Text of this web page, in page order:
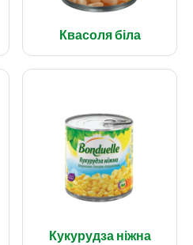
Квасоля біла
Кукурудза ніжна